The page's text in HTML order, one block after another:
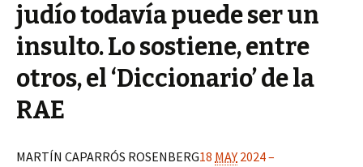
judío todavía puede ser un
insulto. Lo sostiene, entre
otros, el ‘Diccionario’ de la
RAE
MARTÍN CAPARRÓS ROSENBERG18 MAY 2024 –